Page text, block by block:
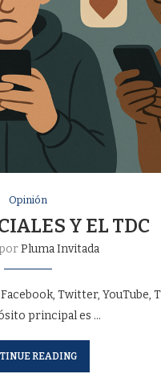
Opinión
Y EL TDC
Pluma Invitada
Twitter, YouTube,
principal es …
READING